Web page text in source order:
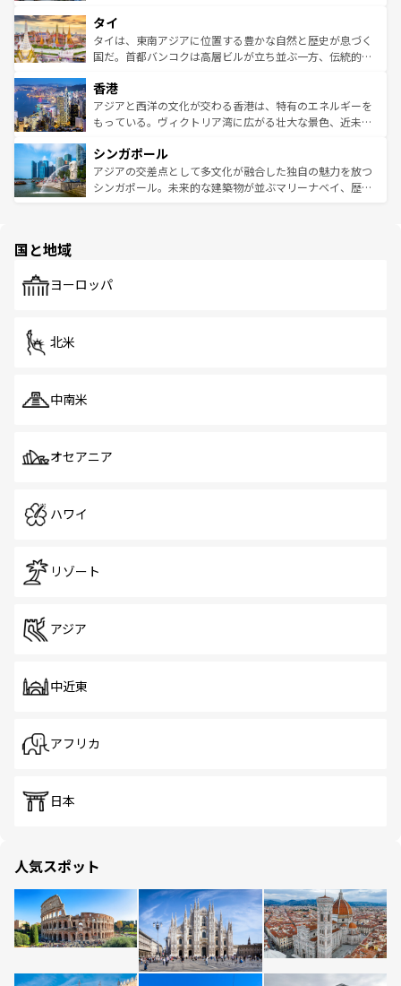
リティに包まれながら、韓国の多彩な魅力を心ゆくまで味
わってみてほしい。 なお、新着の韓国情報はコンテンツ一
覧を参照してほしい。
急速な発展と共に伝統が息づく。ハノイの古い町並みやホ
ーチミン市のフランス統治時代の建物も、独特の雰囲気を
醸し出している。また、バラエティの豊かさとおいしさで
とつ。フォーやバインミー、ベトナムコーヒーなどは、ぜ
ひ現地で味わいたい。どの地域を訪れてもあたたかい人々
が旅行者を迎えてくれるので、きっと忘れられない旅にな
参照してほしい。
タイ
タイは、東南アジアに位置する豊かな自然と歴史が息づく
国だ。首都バンコクは高層ビルが立ち並ぶ一方、伝統的な
の活気が交差している。北部ではチェンマイなどの山岳地
帯で自然と触れ合い、南部ではプーケットやクラビの美し
いビーチでリゾート気分を楽しむことができる。タイ料理
激する。気候は一年中温暖で、どの季節にも異なる楽しみ
が待っている。親しみやすいタイの人々、仏教を中心とし
た文化、そして多様な観光資源が、訪れる旅人を魅了し続
香港
アジアと西洋の文化が交わる香港は、特有のエネルギーを
もっている。ヴィクトリア湾に広がる壮大な景色、近未来
み、どこを訪れても感動するはず。観光スポットが密集し
ており、効率よく見どころを回れるのも魅力。息をのむよ
うな絶景から文化的な体験まで、香港を存分に楽しみ尽く
シンガポール
アジアの交差点として多文化が融合した独自の魅力を放つ
シンガポール。未来的な建築物が並ぶマリーナベイ、歴史
で、ホーカーズは地元の風情を楽しめる外せないスポット
国と地域
ヨーロッパ
北米
中南米
オセアニア
ハワイ
リゾート
アジア
中近東
アフリカ
日本
人気スポット